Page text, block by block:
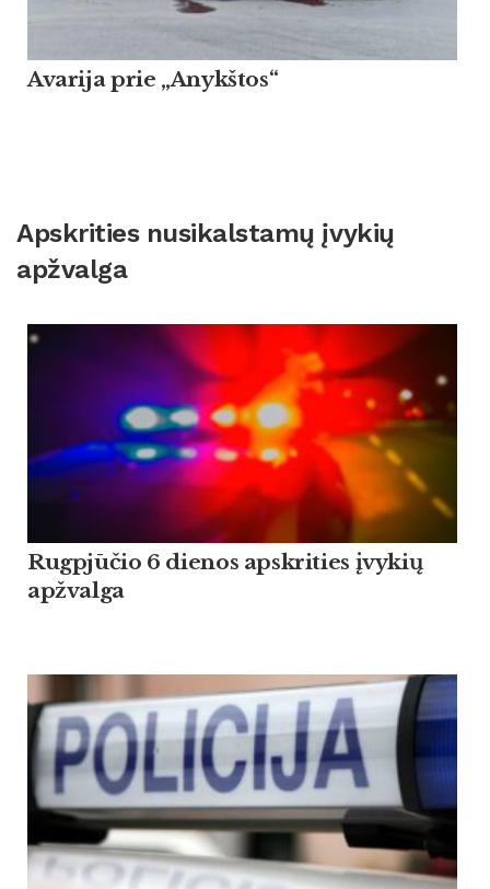
Avarija prie „Anykštos“
Apskrities nusikalstamų įvykių
apžvalga
Rugpjūčio 6 dienos apskrities įvykių
apžvalga